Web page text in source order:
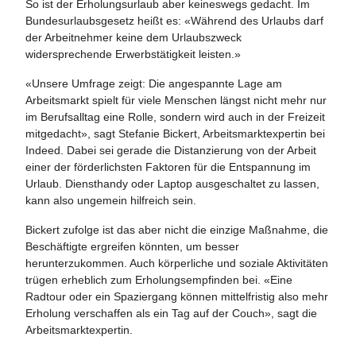
So ist der Erholungsurlaub aber keineswegs gedacht. Im
Bundesurlaubsgesetz heißt es: «Während des Urlaubs darf
der Arbeitnehmer keine dem Urlaubszweck
widersprechende Erwerbstätigkeit leisten.»
«Unsere Umfrage zeigt: Die angespannte Lage am
Arbeitsmarkt spielt für viele Menschen längst nicht mehr nur
im Berufsalltag eine Rolle, sondern wird auch in der Freizeit
mitgedacht», sagt Stefanie Bickert, Arbeitsmarktexpertin bei
Indeed. Dabei sei gerade die Distanzierung von der Arbeit
einer der förderlichsten Faktoren für die Entspannung im
Urlaub. Diensthandy oder Laptop ausgeschaltet zu lassen,
kann also ungemein hilfreich sein.
Bickert zufolge ist das aber nicht die einzige Maßnahme, die
Beschäftigte ergreifen könnten, um besser
herunterzukommen. Auch körperliche und soziale Aktivitäten
trügen erheblich zum Erholungsempfinden bei. «Eine
Radtour oder ein Spaziergang können mittelfristig also mehr
Erholung verschaffen als ein Tag auf der Couch», sagt die
Arbeitsmarktexpertin.